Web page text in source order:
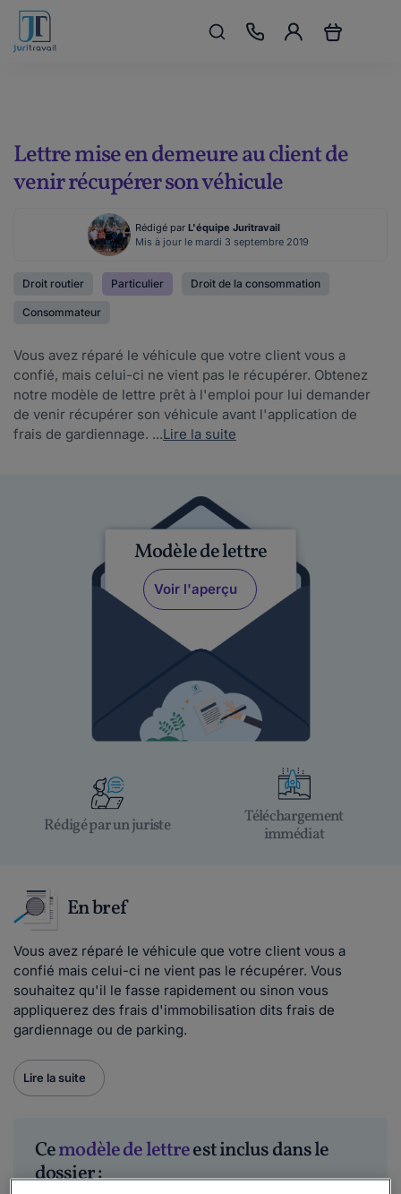
Modèle de lettre
Voir l'aperçu
Lettre mise en demeure au client de
venir récupérer son véhicule
Rédigé par L'équipe Juritravail
Mis à jour le mardi 3 septembre 2019
Droit routier Particulier Droit de la consommation
Consommateur
Vous avez réparé le véhicule que votre client vous a
confié, mais celui-ci ne vient pas le récupérer. Obtenez
notre modèle de lettre prêt à l'emploi pour lui demander
de venir récupérer son véhicule avant l'application de
frais de gardiennage. ...Lire la suite
Rédigé par un juriste
Téléchargement
immédiat
En bref
Vous avez réparé le véhicule que votre client vous a
confié mais celui-ci ne vient pas le récupérer. Vous
souhaitez qu'il le fasse rapidement ou sinon vous
appliquerez des frais d'immobilisation dits frais de
gardiennage ou de parking.
Lire la suite
Cemodèle de lettreest inclus dans le
dossier :